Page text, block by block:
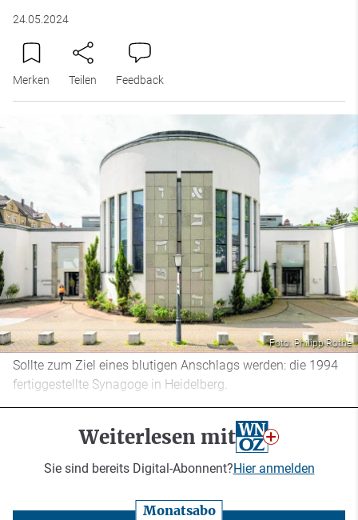
24.05.2024
Merken Teilen Feedback
Foto: Philipp Rothe
Sollte zum Ziel eines blutigen Anschlags werden: die 1994
fertiggestellte Synagoge in Heidelberg.
Weiterlesen mit
Sie sind bereits Digital-Abonnent?Hier anmelden
Monatsabo